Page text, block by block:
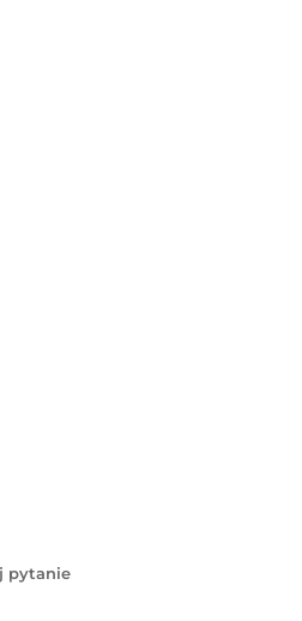
pytanie